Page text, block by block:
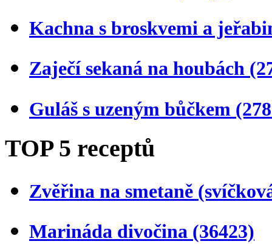
Kachna s broskvemi a
Zaječí sekaná na houbách
Guláš s uzeným bůčkem
TOP 5 receptů
Zvěřina na smetaně
Marináda divočina (36423)